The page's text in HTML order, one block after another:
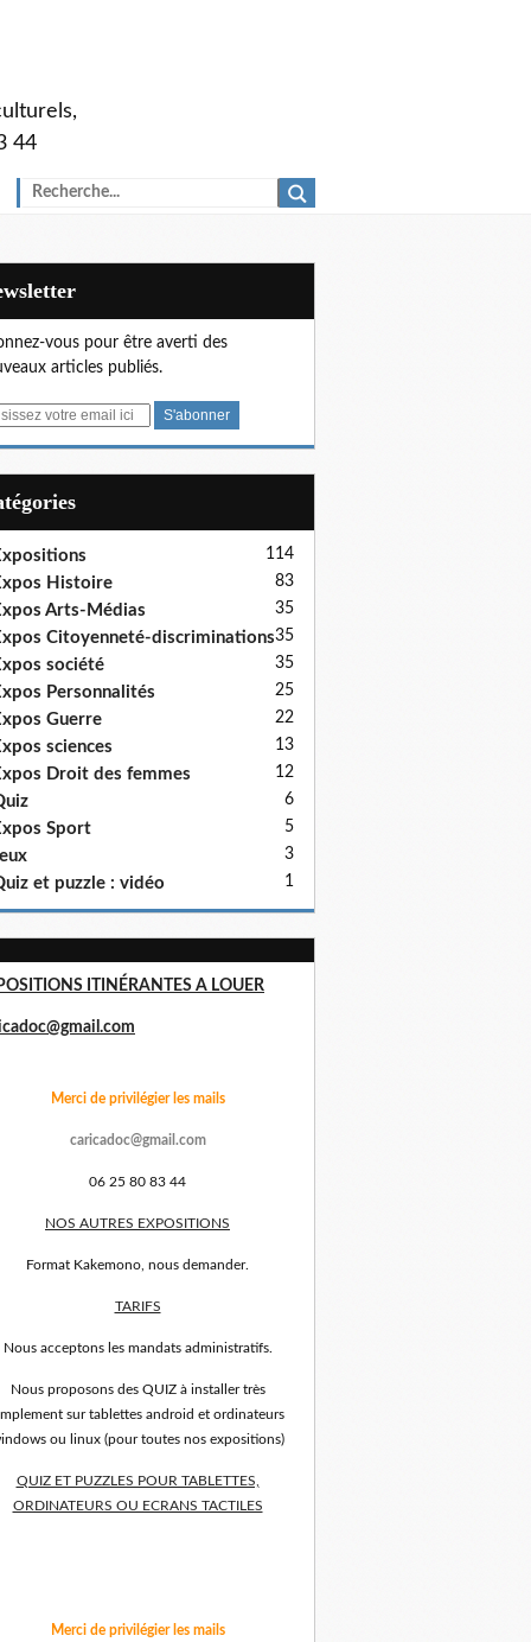
44
vous pour être averti des
articles publiés.
114
Histoire 83
Arts-Médias 35
Citoyenneté-discriminations35
société 35
Personnalités 25
Guerre 22
sciences 13
Droit des femmes 12
6
Sport 5
3
et puzzle : vidéo 1
ITINÉRANTES A LOUER
Merci de privilégier les mails
caricadoc@gmail.com
06 25 80 83 44
NOS AUTRES EXPOSITIONS
Format Kakemono, nous demander.
TARIFS
Nous acceptons les mandats administratifs.
Nous proposons des QUIZ à installer très
sur tablettes android et ordinateurs
ou linux (pour toutes nos expositions)
QUIZ ET PUZZLES POUR TABLETTES,
ORDINATEURS OU ECRANS TACTILES
Merci de privilégier les mails